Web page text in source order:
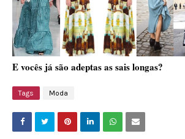
E vocês já são adeptas as sais longas?
Tags Moda